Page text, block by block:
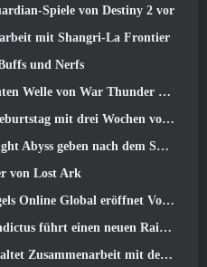
Spiele von Destiny 2 vor
mit Shangri-La Frontier
und Nerfs
Aussehen von Seeschlachten mit verbesserter Wasservisualisierung
Wochen voller Events und Belohnungen
eine offizielle Stellungnahme zum jüngsten Malware-Vorfall ab
von Lost Ark
Global eröffnet Vorregistrierung
bei dem Spieler gegen den Wächter von Caliburn antreten
der schwedischen Heavy-Metal-Band Sabaton